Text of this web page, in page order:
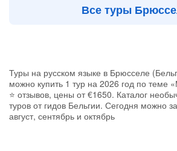
Все туры
Туры на русском языке в Брюсселе
можно купить 1 тур на 2026 год по теме
⭐ отзывов, цены от €1650. Каталог
туров от гидов Бельгии. Сегодня можно
август, сентябрь и октябрь